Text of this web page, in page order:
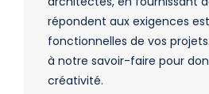
répondent aux exigences
fonctionnelles de vos
à notre savoir-faire pour
créativité.